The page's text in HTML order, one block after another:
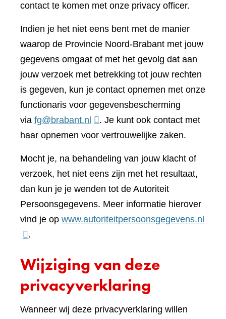
contact te komen met onze privacy officer.
Indien je het niet eens bent met de manier
waarop de Provincie Noord-Brabant met jouw
gegevens omgaat of met het gevolg dat aan
jouw verzoek met betrekking tot jouw rechten
is gegeven, kun je contact opnemen met onze
functionaris voor gegevensbescherming
via fg@brabant.nl
. Je kunt ook contact met
haar opnemen voor vertrouwelijke zaken.
Mocht je, na behandeling van jouw klacht of
verzoek, het niet eens zijn met het resultaat,
dan kun je je wenden tot de Autoriteit
Persoonsgegevens. Meer informatie hierover
vind je op www.autoriteitpersoonsgegevens.nl
.
Wijziging van deze
privacyverklaring
Wanneer wij deze privacyverklaring willen